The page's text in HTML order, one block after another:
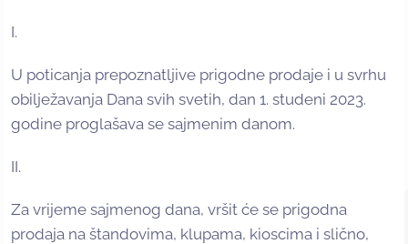
I.
U poticanja prepoznatljive prigodne prodaje i u svrhu
obilježavanja Dana svih svetih, dan 1. studeni 2023.
godine proglašava se sajmenim danom.
II.
Za vrijeme sajmenog dana, vršit će se prigodna
prodaja na štandovima, klupama, kioscima i slično,